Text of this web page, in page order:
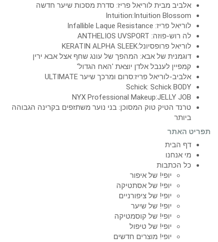
אלביב מבית לוריאל פריז: סדרת מסכות שיער חדשה
Intuition:Intuition Blossom
לוריאל פריז: Infallible Laque Resistance
לה רוש-פוזה: ANTHELIOS UVSPORT
לוריאל פרופסיונל:KERATIN ALPHA SLEEK
דוגמנית של אבא: המהפך של עונג שחף אצל אבא ירין
קמפיין לענבל אלדן יוצאת 'האח הגדול'
אלביב-לוריאל פריז:סרום ומרכך שיער ULTIMATE
Schick: Schick BODY
NYX Professional Makeup:JELLY JOB
טרנד הטיק טוק המסוכן: בני נוער משתזפים בקרינה הגבוהה
ביותר
תפריט האתר
דף הבית
מי אנחנו
כל הכתבות
יופי! של איפור
יופי! של אסתטיקה
יופי! של ציפורניים
יופי! של שיער
יופי! של קוסמטיקה
יופי! של טיפול
יופי! מוצרים חדשים